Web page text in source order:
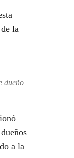
la
dueño
a la